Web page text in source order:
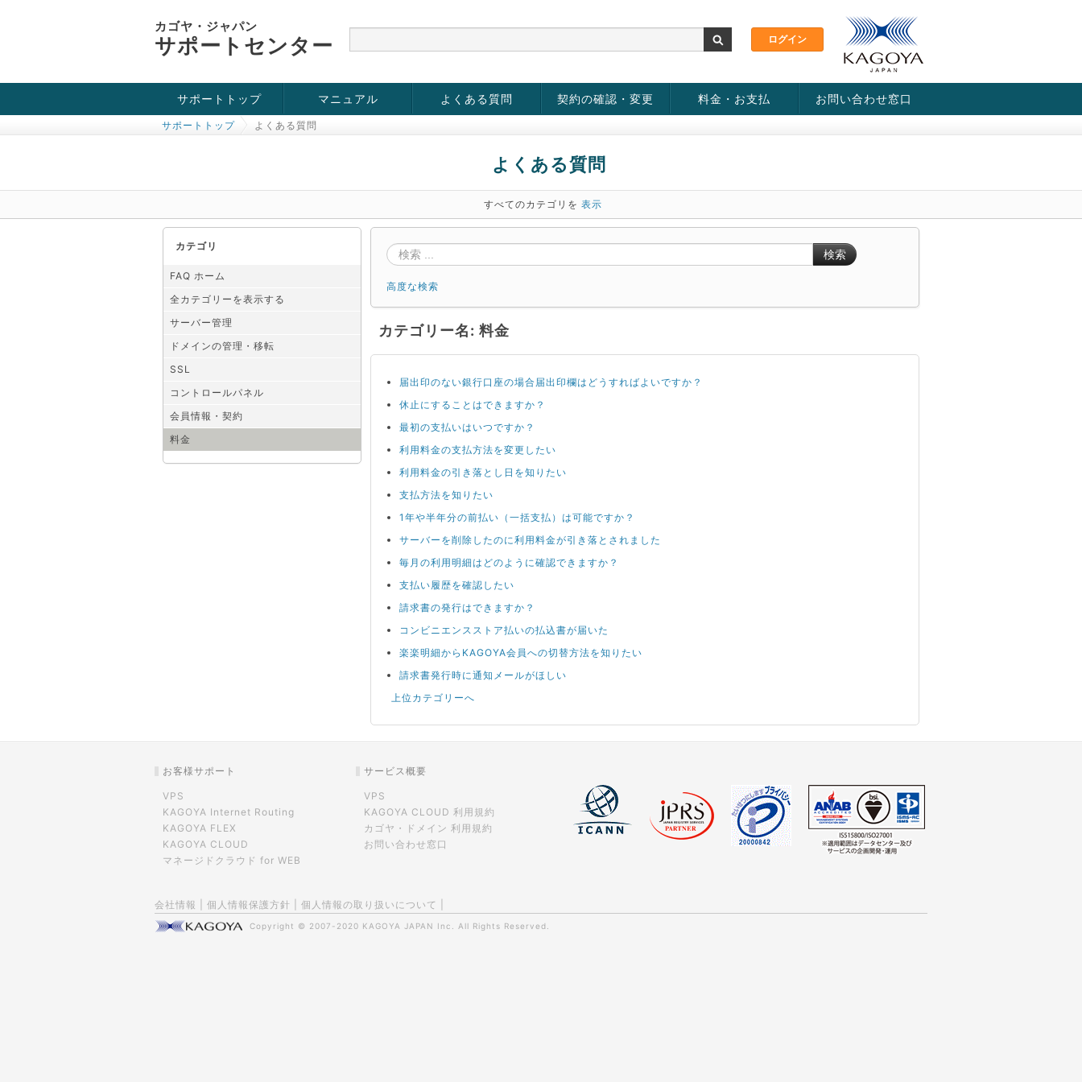
カゴヤ・ジャパン
サポートセンター
サポートトップ
お役立ち情報
チュートリアル
障害・メンテナンス情報
マニュアル よくある質問 契約の確認・変更 料金・お支払 お問い合わせ窓口
サポートトップ よくある質問
よくある質問
すべてのカテゴリを 表示
カテゴリ
FAQ ホーム
全カテゴリーを表示する
サーバー管理
ドメインの管理・移転
SSL
コントロールパネル
会員情報・契約
料金
検索
高度な検索
カテゴリー名: 料金
届出印のない銀行口座の場合届出印欄はどうすればよいですか？
休止にすることはできますか？
最初の支払いはいつですか？
利用料金の支払方法を変更したい
利用料金の引き落とし日を知りたい
支払方法を知りたい
1年や半年分の前払い（一括支払）は可能ですか？
サーバーを削除したのに利用料金が引き落とされました
毎月の利用明細はどのように確認できますか？
支払い履歴を確認したい
請求書の発行はできますか？
コンビニエンスストア払いの払込書が届いた
楽楽明細からKAGOYA会員への切替方法を知りたい
請求書発行時に通知メールがほしい
上位カテゴリーへ
お客様サポート
VPS
KAGOYA Internet Routing
KAGOYA FLEX
KAGOYA CLOUD
マネージドクラウド for WEB
サービス概要
VPS
KAGOYA CLOUD 利用規約
カゴヤ・ドメイン 利用規約
お問い合わせ窓口
会社情報 個人情報保護方針 個人情報の取り扱いについて
Copyright © 2007-2020 KAGOYA JAPAN Inc. All Rights Reserved.